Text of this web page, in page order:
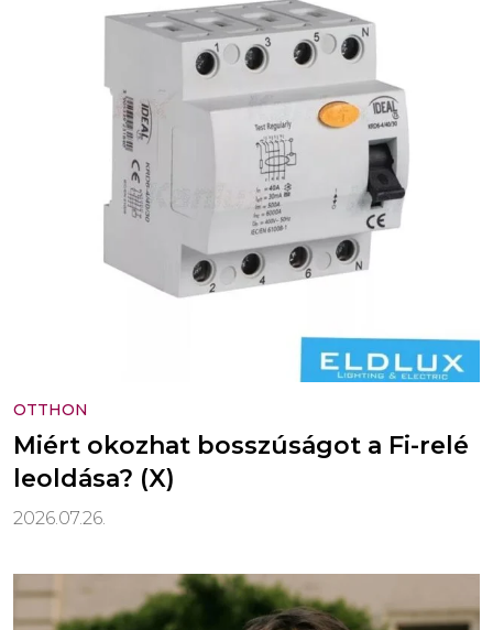
OTTHON
Miért okozhat bosszúságot a Fi-relé
leoldása? (X)
2026.07.26.